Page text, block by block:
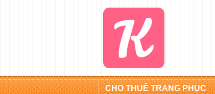
CHO THUÊ TRANG PHỤC